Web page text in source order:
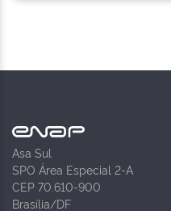
Asa Sul
SPO Área Especial 2-A
CEP 70.610-900
Brasília/DF